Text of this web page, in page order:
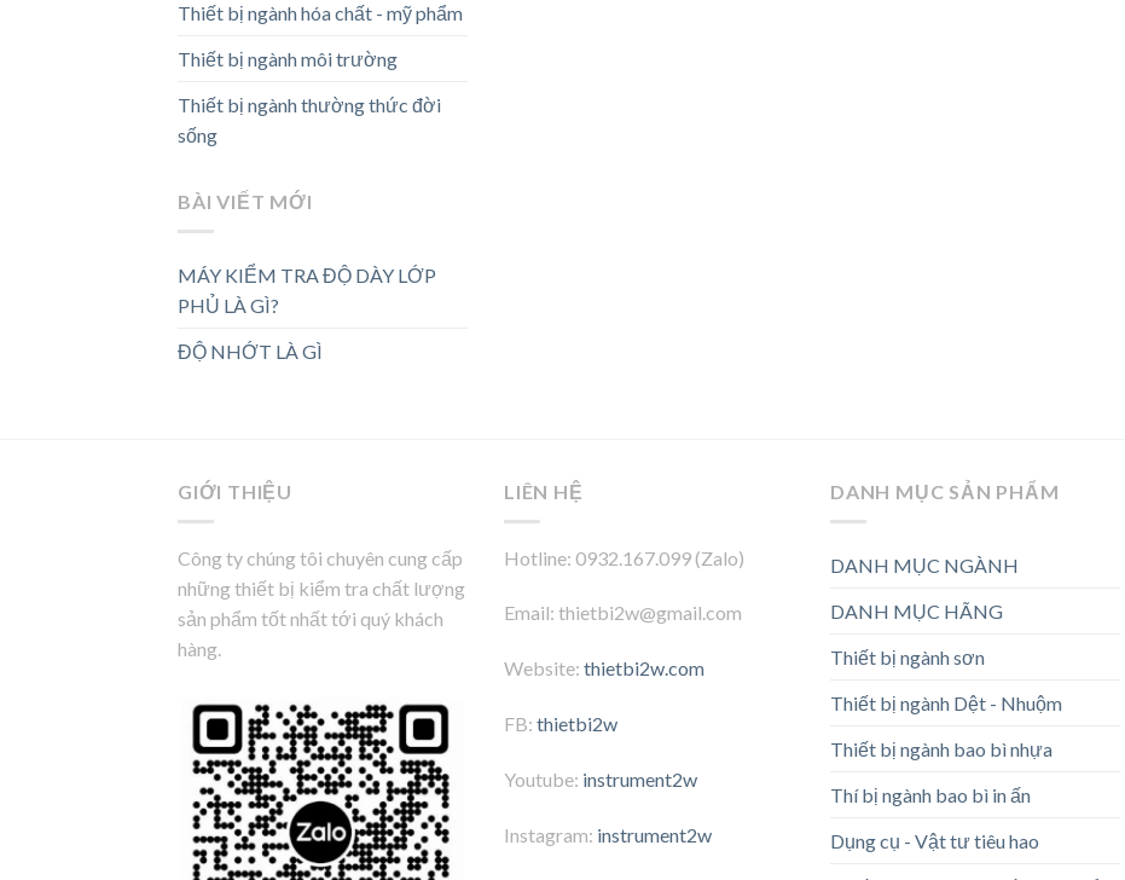
Thiết bị ngành hóa chất - mỹ phẩm
Thiết bị ngành môi trường
Thiết bị ngành thường thức đời
sống
BÀI VIẾT MỚI
MÁY KIỂM TRA ĐỘ DÀY LỚP
PHỦ LÀ GÌ?
ĐỘ NHỚT LÀ GÌ
GIỚI THIỆU
Công ty chúng tôi chuyên cung cấp
những thiết bị kiểm tra chất lượng
sản phẩm tốt nhất tới quý khách
hàng.
LIÊN HỆ
Hotline: 0932.167.099 (Zalo)
Email: thietbi2w@gmail.com
Website: thietbi2w.com
FB: thietbi2w
Youtube: instrument2w
Instagram: instrument2w
DANH MỤC SẢN PHẨM
DANH MỤC NGÀNH
DANH MỤC HÃNG
Thiết bị ngành sơn
Thiết bị ngành Dệt - Nhuộm
Thiết bị ngành bao bì nhựa
Thí bị ngành bao bì in ấn
Dụng cụ - Vật tư tiêu hao